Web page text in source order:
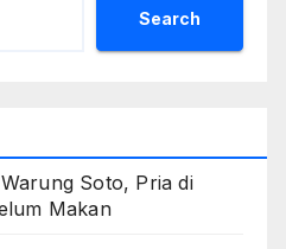
Search
Soto, Pria di
Makan